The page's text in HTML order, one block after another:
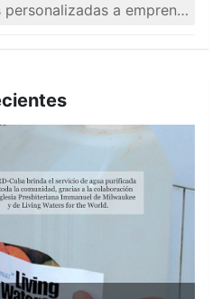
a emprendedores